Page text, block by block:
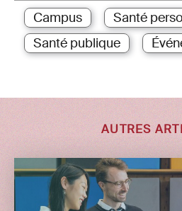
Campus
Santé
Santé publique
AUTRES